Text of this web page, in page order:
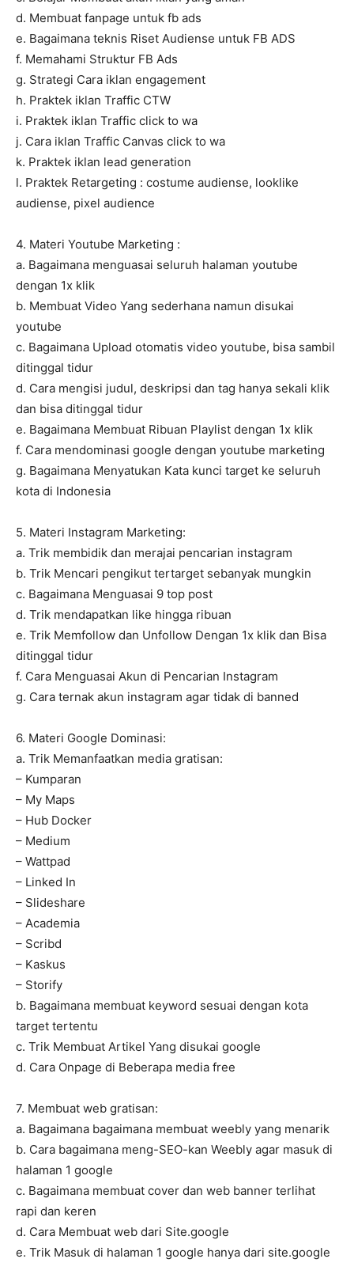
d. Membuat fanpage untuk fb ads
e. Bagaimana teknis Riset Audiense untuk FB ADS
f. Memahami Struktur FB Ads
g. Strategi Cara iklan engagement
h. Praktek iklan Traffic CTW
i. Praktek iklan Traffic click to wa
j. Cara iklan Traffic Canvas click to wa
k. Praktek iklan lead generation
l. Praktek Retargeting : costume audiense, looklike
audiense, pixel audience
4. Materi Youtube Marketing :
a. Bagaimana menguasai seluruh halaman youtube
dengan 1x klik
b. Membuat Video Yang sederhana namun disukai
youtube
c. Bagaimana Upload otomatis video youtube, bisa sambil
ditinggal tidur
d. Cara mengisi judul, deskripsi dan tag hanya sekali klik
dan bisa ditinggal tidur
e. Bagaimana Membuat Ribuan Playlist dengan 1x klik
f. Cara mendominasi google dengan youtube marketing
g. Bagaimana Menyatukan Kata kunci target ke seluruh
kota di Indonesia
5. Materi Instagram Marketing:
a. Trik membidik dan merajai pencarian instagram
b. Trik Mencari pengikut tertarget sebanyak mungkin
c. Bagaimana Menguasai 9 top post
d. Trik mendapatkan like hingga ribuan
e. Trik Memfollow dan Unfollow Dengan 1x klik dan Bisa
ditinggal tidur
f. Cara Menguasai Akun di Pencarian Instagram
g. Cara ternak akun instagram agar tidak di banned
6. Materi Google Dominasi:
a. Trik Memanfaatkan media gratisan:
– Kumparan
– My Maps
– Hub Docker
– Medium
– Wattpad
– Linked In
– Slideshare
– Academia
– Scribd
– Kaskus
– Storify
b. Bagaimana membuat keyword sesuai dengan kota
target tertentu
c. Trik Membuat Artikel Yang disukai google
d. Cara Onpage di Beberapa media free
7. Membuat web gratisan:
a. Bagaimana bagaimana membuat weebly yang menarik
b. Cara bagaimana meng-SEO-kan Weebly agar masuk di
halaman 1 google
c. Bagaimana membuat cover dan web banner terlihat
rapi dan keren
d. Cara Membuat web dari Site.google
e. Trik Masuk di halaman 1 google hanya dari site.google